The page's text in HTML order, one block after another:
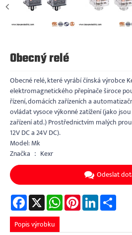
Obecný relé
Obecné relé, které vyrábí čínská výrobce
elektromagnetického přepínače široce
řízení, domácích zařízeních a
ovládat vysoce výkonné zatížení (jako
zařízení atd.) Prostřednictvím malých
12V DC a 24V DC).
Model: Mk
Značka ： Kexr
Odeslat
Facebook
X WhatsAppPinterestLinkedIn
Popis výrobku